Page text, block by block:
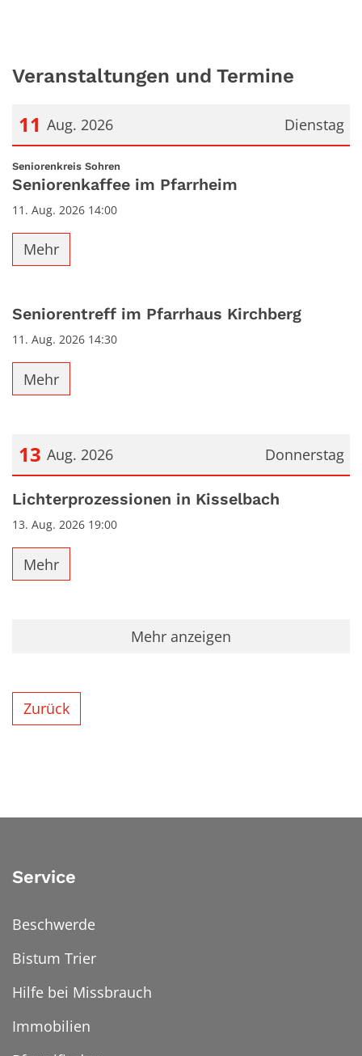
Veranstaltungen und Termine
Dienstag
11 Aug. 2026
Datum: 11. August 2026
Seniorenkreis Sohren
Seniorenkaffee im Pfarrheim
11. Aug. 2026 14:00
Mehr
Seniorentreff im Pfarrhaus Kirchberg
11. Aug. 2026 14:30
Mehr
Donnerstag
13 Aug. 2026
Datum: 13. August 2026
Lichterprozessionen in Kisselbach
13. Aug. 2026 19:00
Mehr
Mehr anzeigen
Zurück
Service
Beschwerde
Bistum Trier
Hilfe bei Missbrauch
Immobilien